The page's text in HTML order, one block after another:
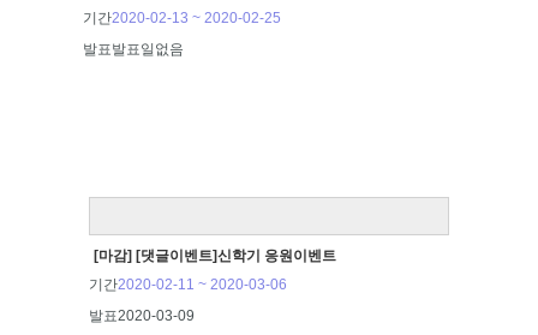
기간2020-02-13 ~ 2020-02-25
발표발표일없음
[마감] [댓글이벤트]신학기 응원이벤트
기간2020-02-11 ~ 2020-03-06
발표2020-03-09